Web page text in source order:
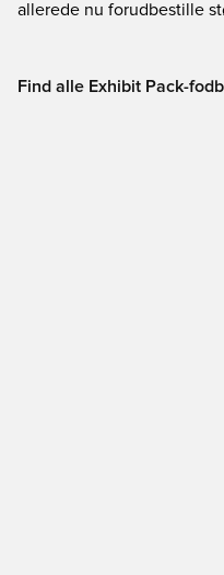
allerede nu forudbestille
Find alle Exhibit Pack-